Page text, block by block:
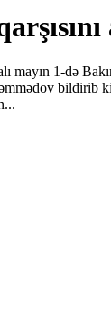
mayın 1-də
bildirib